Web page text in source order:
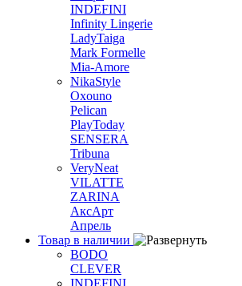
INDEFINI
Infinity Lingerie
LadyTaiga
Mark Formelle
Mia-Amore
NikaStyle
Oxouno
Pelican
PlayToday
SENSERA
Tribuna
VeryNeat
VILATTE
ZARINA
АксАрт
Апрель
Товар в наличии
BODO
CLEVER
INDEFINI